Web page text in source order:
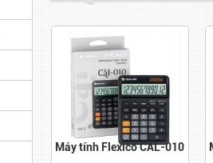
Máy tính Flexico CAL-010